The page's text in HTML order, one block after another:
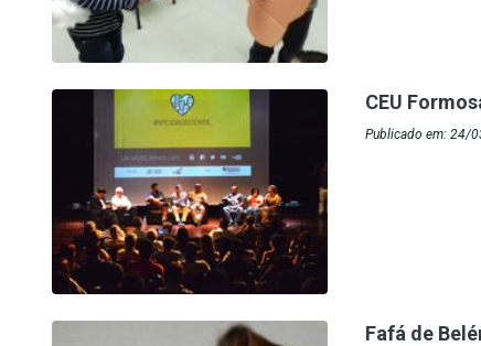
CEU
Publicado em: 24/
Fafá de